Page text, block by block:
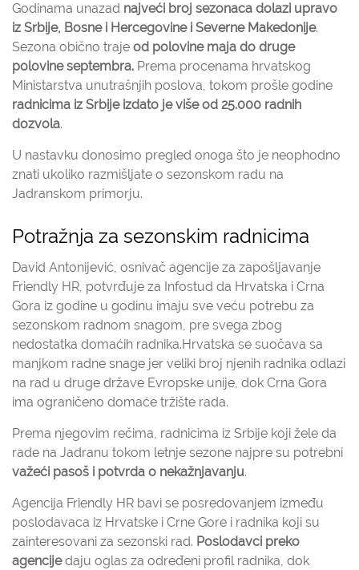
Godinama unazad najveći broj sezonaca dolazi upravo
iz Srbije, Bosne i Hercegovine i Severne Makedonije.
Sezona obično traje od polovine maja do druge
polovine septembra. Prema procenama hrvatskog
Ministarstva unutrašnjih poslova, tokom prošle godine
radnicima iz Srbije izdato je više od 25.000 radnih
dozvola.
U nastavku donosimo pregled onoga što je neophodno
znati ukoliko razmišljate o sezonskom radu na
Jadranskom primorju.
Potražnja za sezonskim radnicima
David Antonijević, osnivač agencije za zapošljavanje
Friendly HR, potvrđuje za Infostud da Hrvatska i Crna
Gora iz godine u godinu imaju sve veću potrebu za
sezonskom radnom snagom, pre svega zbog
nedostatka domaćih radnika.Hrvatska se suočava sa
manjkom radne snage jer veliki broj njenih radnika odlazi
na rad u druge države Evropske unije, dok Crna Gora
ima ograničeno domaće tržište rada.
Prema njegovim rečima, radnicima iz Srbije koji žele da
rade na Jadranu tokom letnje sezone najpre su potrebni
važeći pasoš i potvrda o nekažnjavanju.
Agencija Friendly HR bavi se posredovanjem između
poslodavaca iz Hrvatske i Crne Gore i radnika koji su
zainteresovani za sezonski rad. Poslodavci preko
agencijedaju oglas za određeni profil radnika, dok